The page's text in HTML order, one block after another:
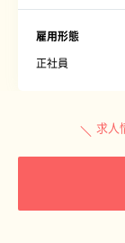
雇用形態
正社員
求人